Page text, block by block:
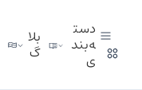
دست
ه‌بند
ی
بلا
گ